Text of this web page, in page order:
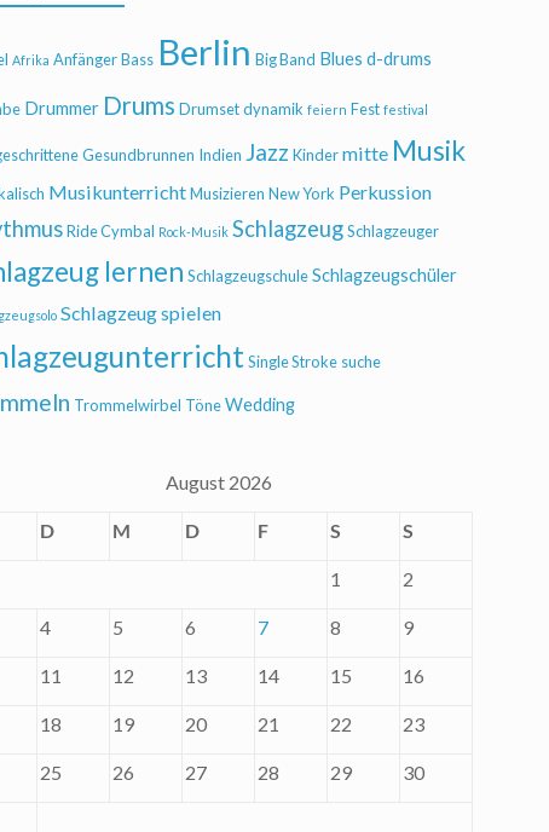
Afrika AnfängerBass Berlin Big Band Blues d-drums
Drummer Drums Drumsetdynamik feiern Fest festival
Gesundbrunnen Indien Jazz Kindermitte Musik
MusikunterrichtMusizieren New York Perkussion
Ride Cymbal Rock-Musik SchlagzeugSchlagzeuger
lernen SchlagzeugschuleSchlagzeugschüler
Schlagzeug spielen
Single Stroke suche
Trommelwirbel TöneWedding
August 2026
D M D F S S
1 2
4 5 6 7 8 9
11 12 13 14 15 16
18 19 20 21 22 23
25 26 27 28 29 30